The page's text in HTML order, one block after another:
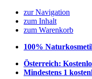
zur Navigation
zum Inhalt
zum Warenkorb
100%
Österreich:
Mindestens 1